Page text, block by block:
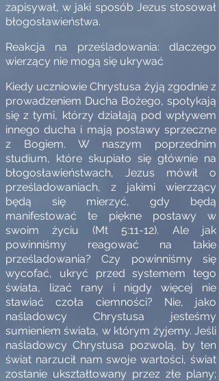
zapisywał, w jaki sposób Jezus stosował
błogosławieństwa.
Reakcja na prześladowania: dlaczego
wierzący nie mogą się ukrywać
Kiedy uczniowie Chrystusa żyją zgodnie z
prowadzeniem Ducha Bożego, spotykają
się z tymi, którzy działają pod wpływem
innego ducha i mają postawy sprzeczne
z Bogiem. W naszym poprzednim
studium, które skupiało się głównie na
błogosławieństwach, Jezus mówił o
prześladowaniach, z jakimi wierzzący
będą się mierzyć, gdy będą
manifestować te piękne postawy w
swoim życiu (Mt 5:11-12). Ale jak
powinniśmy reagować na takie
prześladowania? Czy powinniśmy się
wycofać, ukryć przed systemem tego
świata, lizać rany i nigdy więcej nie
stawiać czoła ciemności? Nie, jako
naśladowcy Chrystusa jesteśmy
sumieniem świata, w którym żyjemy. Jeśli
naśladowcy Chrystusa pozwolą, by ten
świat narzucił nam swoje wartości, świat
zostanie ukształtowany przez złe plany;